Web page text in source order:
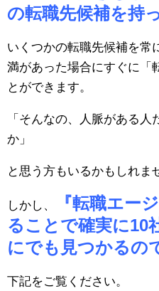
の転職先候補を持
いくつかの転職先候補を常
満があった場合にすぐに「
とができます。
「そんなの、人脈がある
か」
と思う方もいるかもしれま
しかし、
『転職エー
ることで確実に10
にでも見つかるの
下記をご覧ください。